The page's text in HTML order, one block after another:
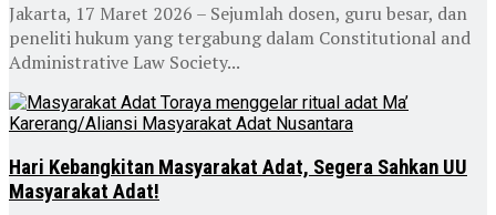
Jakarta, 17 Maret 2026 – Sejumlah dosen, guru besar, dan
peneliti hukum yang tergabung dalam Constitutional and
Administrative Law Society...
Hari Kebangkitan Masyarakat Adat, Segera Sahkan UU
Masyarakat Adat!